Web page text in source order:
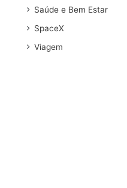
Saúde e Bem Estar
SpaceX
Viagem